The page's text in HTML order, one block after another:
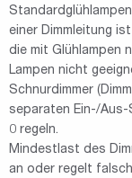
einer Dimmleitung
die mit Glühlampen
Lampen nicht
Schnurdimmer
separaten Ein-/
0 regeln.
Mindestlast des
an oder regelt